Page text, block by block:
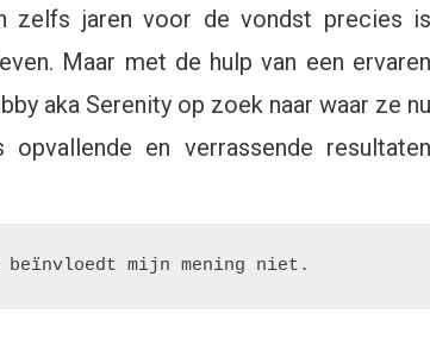
zelfs jaren voor de vondst precies is
Maar met de hulp van een ervaren
aka Serenity op zoek naar waar ze nu
en verrassende resultaten
mijn mening niet.